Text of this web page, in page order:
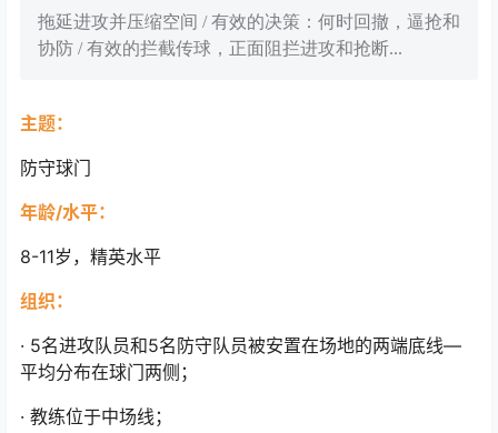
拖延进攻并压缩空间 / 有效的决策：何时回撤，逼抢和
协防 / 有效的拦截传球，正面阻拦进攻和抢断...
主题：
防守球门
年龄/水平：
8-11岁，精英水平
组织：
· 5名进攻队员和5名防守队员被安置在场地的两端底线—
平均分布在球门两侧；
· 教练位于中场线；